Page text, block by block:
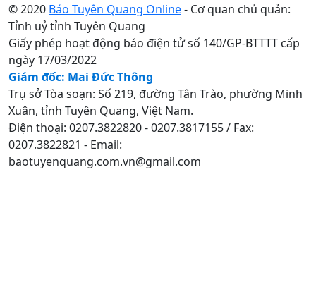
© 2020 Báo Tuyên Quang Online- Cơ quan chủ quản:
Tỉnh uỷ tỉnh Tuyên Quang
Giấy phép hoạt động báo điện tử số 140/GP-BTTTT cấp
ngày 17/03/2022
Giám đốc: Mai Đức Thông
Trụ sở Tòa soạn: Số 219, đường Tân Trào, phường Minh
Xuân, tỉnh Tuyên Quang, Việt Nam.
Điện thoại: 0207.3822820 - 0207.3817155 / Fax:
0207.3822821 - Email:
baotuyenquang.com.vn@gmail.com